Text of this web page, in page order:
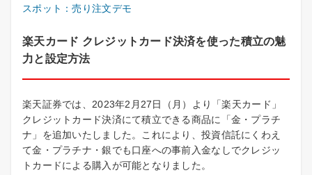
スポット：売り注文デモ
楽天カード クレジットカード決済を使った積立の魅
力と設定方法
楽天証券では、2023年2月27日（月）より「楽天カード」
クレジットカード決済にて積立できる商品に「金・プラチ
ナ」を追加いたしました。これにより、投資信託にくわえ
て金・プラチナ・銀でも口座への事前入金なしでクレジッ
トカードによる購入が可能となりました。